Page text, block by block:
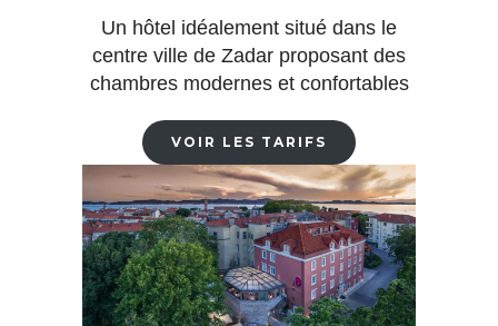
Un hôtel idéalement situé dans le
centre ville de Zadar proposant des
chambres modernes et confortables
VOIR LES TARIFS